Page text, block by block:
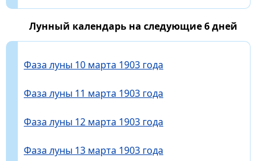
Лунный календарь на следующие 6 дней
Фаза луны 10 марта 1903 года
Фаза луны 11 марта 1903 года
Фаза луны 12 марта 1903 года
Фаза луны 13 марта 1903 года